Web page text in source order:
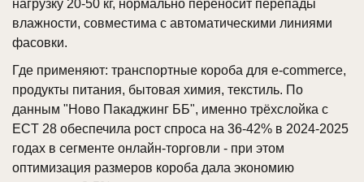
нагрузку 20-50 кг, нормально переносит перепады
влажности, совместима с автоматическими линиями
фасовки.
Где применяют: транспортные короба для e-commerce,
продукты питания, бытовая химия, текстиль. По
данным "Ново Пакаджинг ББ", именно трёхслойка с
ECT 28 обеспечила рост спроса на 36-42% в 2024-2025
годах в сегменте онлайн-торговли - при этом
оптимизация размеров короба дала экономию